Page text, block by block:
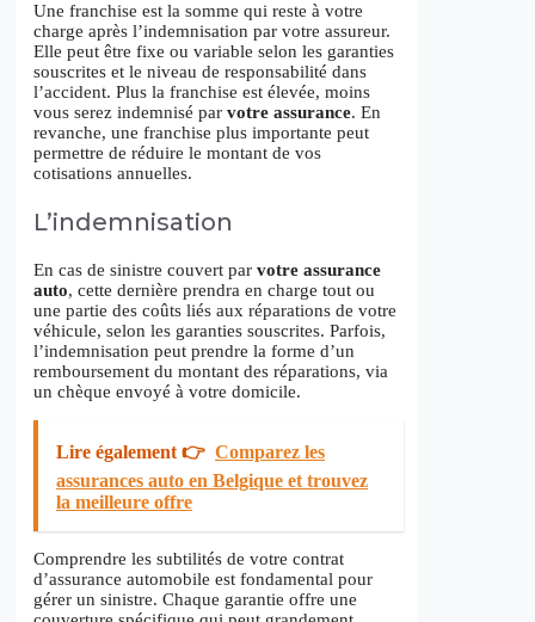
Une franchise est la somme qui reste à votre
charge après l’indemnisation par votre assureur.
Elle peut être fixe ou variable selon les garanties
souscrites et le niveau de responsabilité dans
l’accident. Plus la franchise est élevée, moins
vous serez indemnisé par votre assurance. En
revanche, une franchise plus importante peut
permettre de réduire le montant de vos
cotisations annuelles.
L’indemnisation
En cas de sinistre couvert par votre assurance
auto, cette dernière prendra en charge tout ou
une partie des coûts liés aux réparations de votre
véhicule, selon les garanties souscrites. Parfois,
l’indemnisation peut prendre la forme d’un
remboursement du montant des réparations, via
un chèque envoyé à votre domicile.
Lire également 👉 Comparez les
assurances auto en Belgique et trouvez
la meilleure offre
Comprendre les subtilités de votre contrat
d’assurance automobile est fondamental pour
gérer un sinistre. Chaque garantie offre une